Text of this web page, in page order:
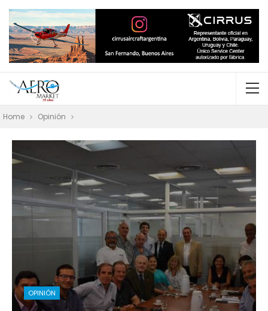
Home Opinión
OPINIÓN